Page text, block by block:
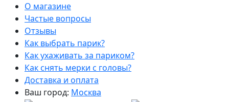
О магазине
Частые вопросы
Отзывы
Как выбрать парик?
Как ухаживать за париком?
Как снять мерки с головы?
Доставка и оплата
Ваш город: Москва